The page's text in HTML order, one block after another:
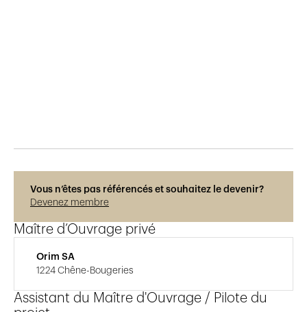
Vous n’êtes pas référencés et souhaitez le devenir?
Devenez membre
Maître d’Ouvrage privé
Orim SA
1224 Chêne-Bougeries
Assistant du Maître d'Ouvrage / Pilote du